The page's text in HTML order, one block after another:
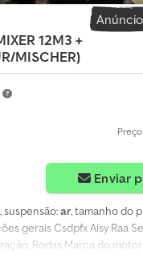
12M3 +
MISCHER)
Enviar
, suspensão:ar, tamanho do
gerais Csdpfx Aisy Raa
Rodas Marca do